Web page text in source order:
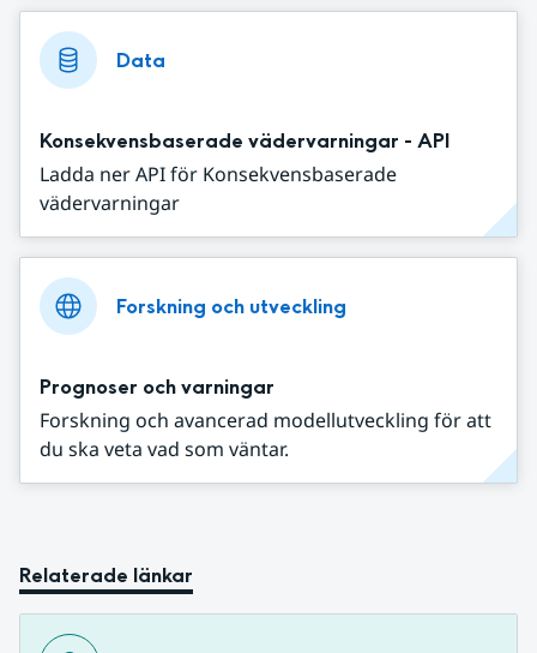
Data
Konsekvensbaserade vädervarningar - API
Ladda ner API för Konsekvensbaserade
vädervarningar
Forskning och utveckling
Prognoser och varningar
Forskning och avancerad modellutveckling för att
du ska veta vad som väntar.
Relaterade länkar